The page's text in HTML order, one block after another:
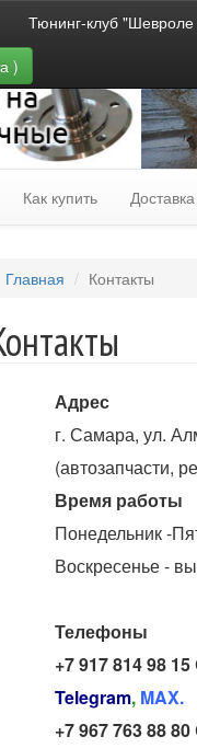
Тюнинг-клуб
)
Как купить Доставка
Главная Контакты
Адрес
г. Самара, ул.
(автозапчасти,
Время работы
Понедельник -
Воскресенье -
Телефоны
+7 917 814 98 15
Telegram, MAX.
+7 967 763 88 80